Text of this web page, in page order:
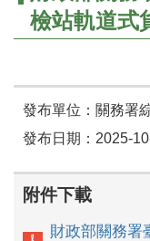
檢站軌道式
發布單位：關務署
發布日期：2025-
附件下載
財政部關務署